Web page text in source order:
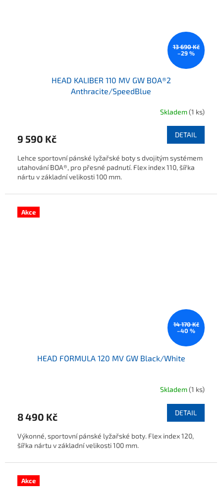
13 690 Kč
–29 %
HEAD KALIBER 110 MV GW BOA®2
Anthracite/SpeedBlue
Průměrné hodnocení produktu je 5,0 z 5 hvězdiček.
Skladem(1 ks)
9 590 Kč DETAIL
Lehce sportovní pánské lyžařské boty s dvojitým systémem
utahování BOA®, pro přesné padnutí. Flex index 110, šířka
nártu v základní velikosti 100 mm.
Akce
14 170 Kč
–40 %
HEAD FORMULA 120 MV GW Black/White
Skladem(1 ks)
8 490 Kč DETAIL
Výkonné, sportovní pánské lyžařské boty. Flex index 120,
šířka nártu v základní velikosti 100 mm.
Akce